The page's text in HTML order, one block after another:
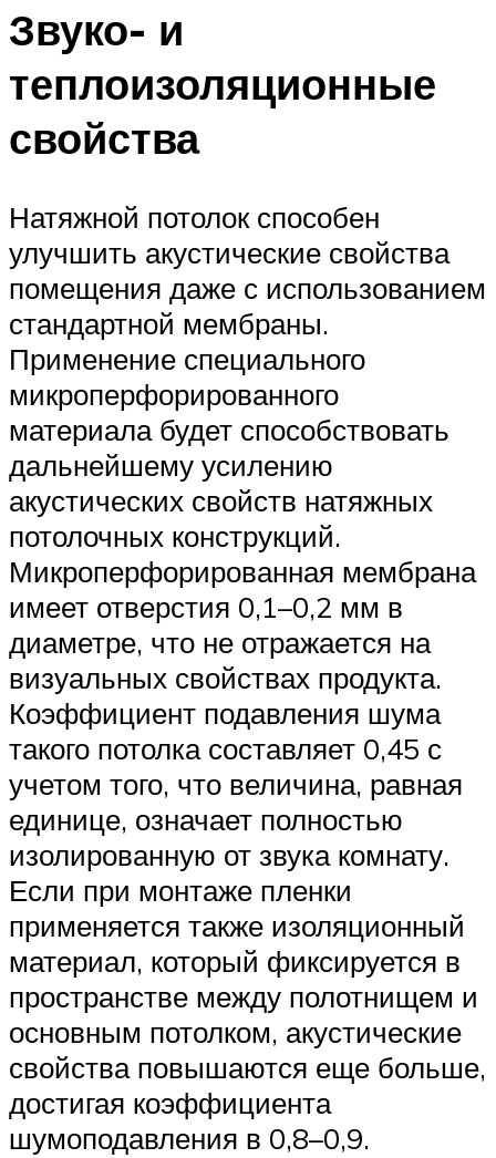
Звуко- и
теплоизоляционные
свойства
Натяжной потолок способен
улучшить акустические свойства
помещения даже с использованием
стандартной мембраны.
Применение специального
микроперфорированного
материала будет способствовать
дальнейшему усилению
акустических свойств натяжных
потолочных конструкций.
Микроперфорированная мембрана
имеет отверстия 0,1–0,2 мм в
диаметре, что не отражается на
визуальных свойствах продукта.
Коэффициент подавления шума
такого потолка составляет 0,45 с
учетом того, что величина, равная
единице, означает полностью
изолированную от звука комнату.
Если при монтаже пленки
применяется также изоляционный
материал, который фиксируется в
пространстве между полотнищем и
основным потолком, акустические
свойства повышаются еще больше,
достигая коэффициента
шумоподавления в 0,8–0,9.